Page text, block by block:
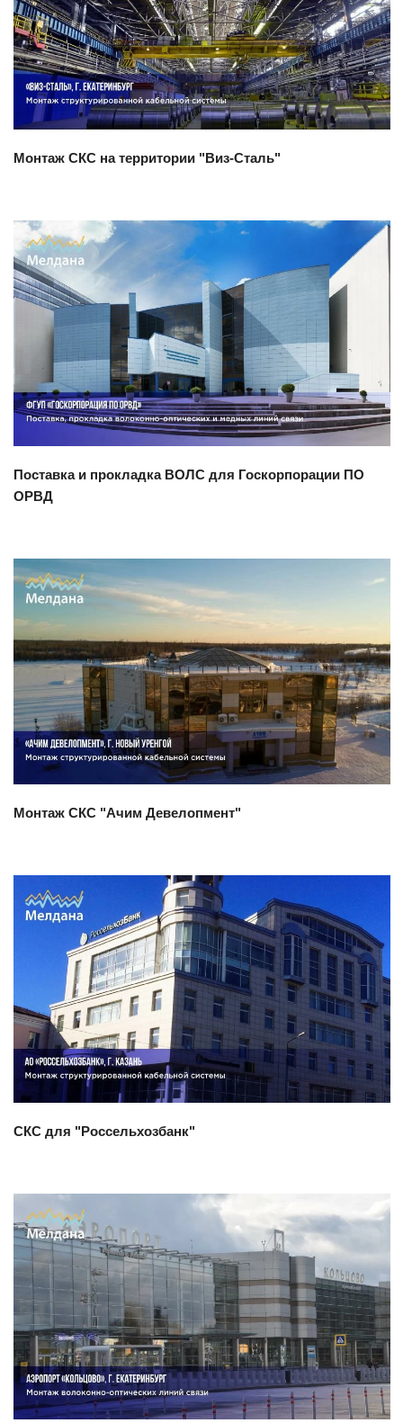
Смотреть проект
Монтаж СКС на территории "Виз-Сталь"
Смотреть проект
Поставка и прокладка ВОЛС для Госкорпорации ПО
ОРВД
Смотреть проект
Монтаж СКС "Ачим Девелопмент"
Смотреть проект
СКС для "Россельхозбанк"
Смотреть проект